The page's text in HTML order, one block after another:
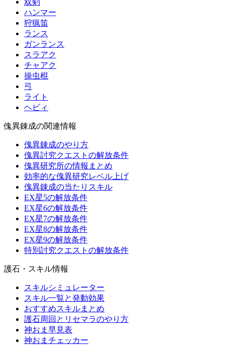
双剣
ハンマー
狩猟笛
ランス
ガンランス
スラアク
チャアク
操虫棍
弓
ライト
ヘビィ
傀異錬成の関連情報
傀異錬成のやり方
傀異討究クエストの解放条件
傀異研究所の情報まとめ
効率的な傀異研究レベル上げ
傀異錬成の当たりスキル
EX星5の解放条件
EX星6の解放条件
EX星7の解放条件
EX星8の解放条件
EX星9の解放条件
特別討究クエストの解放条件
護石・スキル情報
スキルシミュレーター
スキル一覧と発動効果
おすすめスキルまとめ
護石周回とリセマラのやり方
神おま早見表
神おまチェッカー